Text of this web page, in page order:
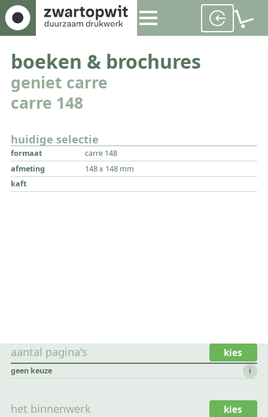
boeken & brochures
geniet carre
carre 148
huidige selectie
formaat
carre 148
afmeting
148 x 148 mm
kaft
aantal pagina's kies
geen keuze i
het binnenwerk kies